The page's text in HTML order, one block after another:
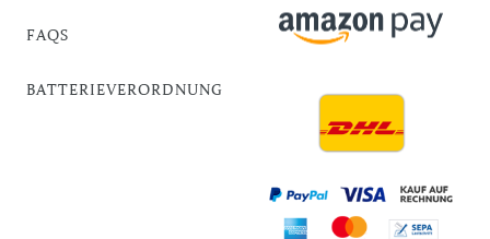
FAQS
BATTERIEVERORDNUNG